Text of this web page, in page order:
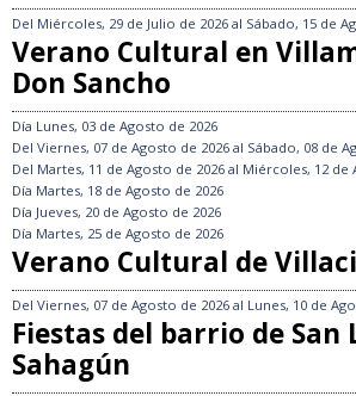
Del Miércoles, 29 de Julio de 2026 al Sábado, 15 de
Verano Cultural en
Don Sancho
Día Lunes, 03 de Agosto de 2026
Del Viernes, 07 de Agosto de 2026 al Sábado, 08 de
Del Martes, 11 de Agosto de 2026 al Miércoles, 12 de
Día Martes, 18 de Agosto de 2026
Día Jueves, 20 de Agosto de 2026
Día Martes, 25 de Agosto de 2026
Verano Cultural de
Del Viernes, 07 de Agosto de 2026 al Lunes, 10 de
Fiestas del barrio de San
Sahagún